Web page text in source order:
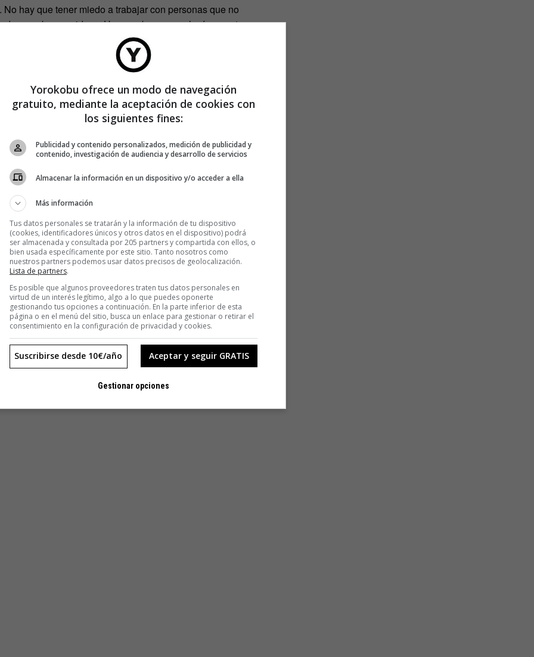
hay que tener miedo a trabajar con personas que no
muy buenas ideas. Hay que buscar analogías en otras
y rápida. Esto nos va a permitir validar nuestras ideas.
una gran inversión. Probar, probar y volver a probar. Y
hacedlo. No tengáis miedo a incorporar nuevas
cambiando y que somos protagonistas y no
Yorokobu ofrece un modo de navegación
gratuito, mediante la aceptación de cookies con
los siguientes fines:
Publicidad y contenido personalizados, medición de publicidad y
contenido, investigación de audiencia y desarrollo de servicios
Almacenar la información en un dispositivo y/o acceder a ella
Más información
Tus datos personales se tratarán y la información de tu dispositivo
(cookies, identificadores únicos y otros datos en el dispositivo) podrá
ser almacenada y consultada por 205 partners y compartida con ellos, o
bien usada específicamente por este sitio. Tanto nosotros como
nuestros partners podemos usar datos precisos de geolocalización.
Lista de partners.
Es posible que algunos proveedores traten tus datos personales en
virtud de un interés legítimo, algo a lo que puedes oponerte
gestionando tus opciones a continuación. En la parte inferior de esta
página o en el menú del sitio, busca un enlace para gestionar o retirar el
consentimiento en la configuración de privacidad y cookies.
Aceptar y seguir GRATIS
Suscribirse desde 10€/año
Gestionar opciones